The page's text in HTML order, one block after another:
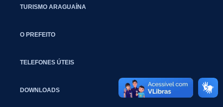
TURISMO ARAGUAÍNA
O PREFEITO
TELEFONES ÚTEIS
DOWNLOADS